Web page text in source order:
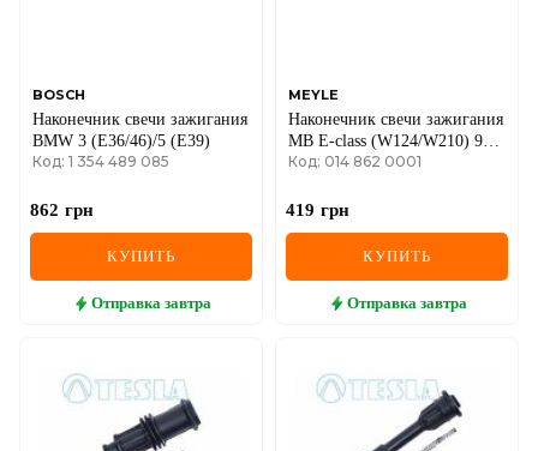
BOSCH
Наконечник свечи зажигания
BMW 3 (E36/46)/5 (E39)
Код: 1 354 489 085
862 грн
КУПИТЬ
Отправка завтра
MEYLE
Наконечник свечи зажигания
MB E-class (W124/W210) 93-
03/ Sprinter 95-06 (M111)
Код: 014 862 0001
419 грн
КУПИТЬ
Отправка завтра